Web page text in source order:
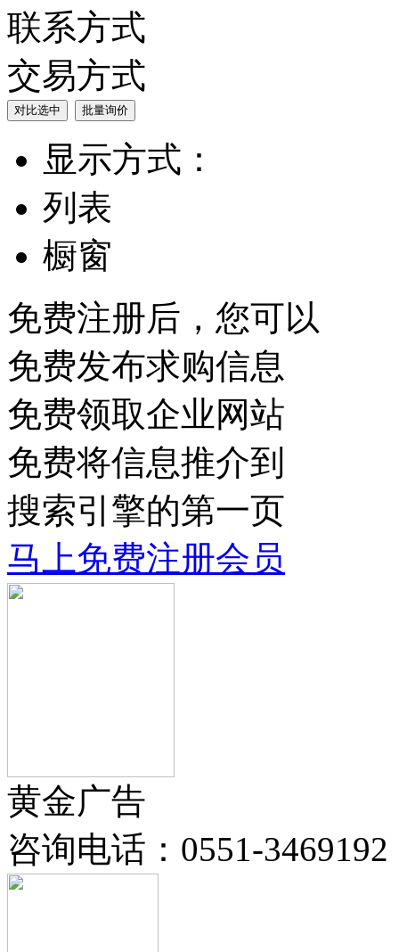
联系方式
交易方式
显示方式：
列表
橱窗
免费注册后，您可以
免费发布求购信息
免费领取企业网站
免费将信息推介到
搜索引擎的第一页
马上免费注册会员
黄金广告
咨询电话： 0551-3469192